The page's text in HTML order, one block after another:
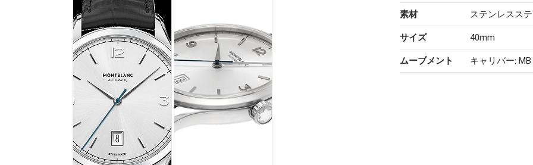
素材 ステンレスス
サイズ 40mm
ムーブメント キャリバー: MB